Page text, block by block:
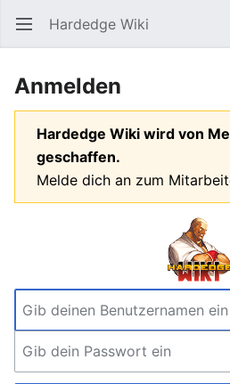
Hauptmenü öffnen Hardedge Wiki
Anmelden
Hardedge Wiki wird von
geschaffen.
Melde dich an zum